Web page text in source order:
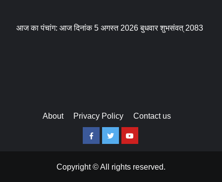
आज का पंचांग: आज दिनांक 5 अगस्त 2026 बुधवार शुभसंवत् 2083
About Privacy Policy Contact us
FacebookTwitterYoutube
Copyright © All rights reserved.